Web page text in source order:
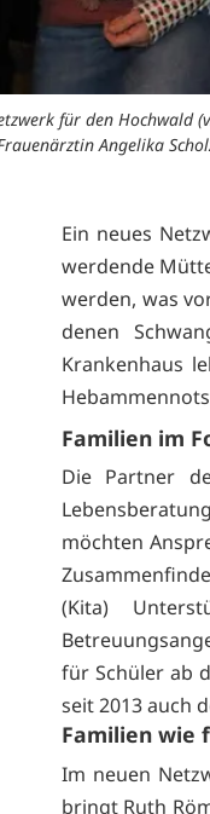
für den Hochwald
Angelika
Ein neues
werdende
werden, was
denen
Krankenhaus
Familien im
Die Partner
möchten
(Kita)
für Schüler ab
seit 2013 auch
Familien wie
Im neuen
bringt Ruth